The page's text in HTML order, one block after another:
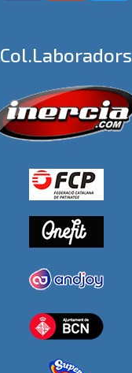
Col.laboradors